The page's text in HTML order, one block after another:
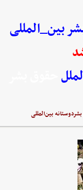
بین_المللی
بین‌المللی